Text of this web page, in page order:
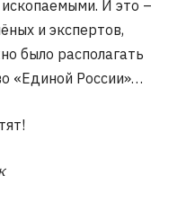
И это –
и экспертов,
было располагать
«Единой России»…